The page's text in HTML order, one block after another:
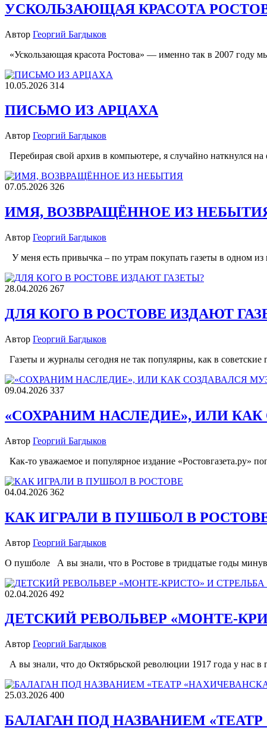
УСКОЛЬЗАЮЩАЯ КРАСОТА
Автор Георгий Багдыков
«Ускользающая красота Ростова» — именно так в 2007 году
10.05.2026 314
ПИСЬМО ИЗ АРЦАХА
Автор Георгий Багдыков
Перебирая свой архив в компьютере, я случайно наткнулся
07.05.2026 326
ИМЯ, ВОЗВРАЩЁННОЕ ИЗ
Автор Георгий Багдыков
У меня есть привычка – по утрам покупать газеты в одном
28.04.2026 267
ДЛЯ КОГО В РОСТОВЕ ИЗДАЮТ
Автор Георгий Багдыков
Газеты и журналы сегодня не так популярны, как в
09.04.2026 337
«СОХРАНИМ НАСЛЕДИЕ», ИЛИ
Автор Георгий Багдыков
Как-то уважаемое и популярное издание «Ростовгазета.ру»
04.04.2026 362
КАК ИГРАЛИ В ПУШБОЛ В
Автор Георгий Багдыков
О пушболе А вы знали, что в Ростове в тридцатые годы
02.04.2026 492
ДЕТСКИЙ РЕВОЛЬВЕР «МОНТЕ-
Автор Георгий Багдыков
А вы знали, что до Октябрьской революции 1917 года у нас
25.03.2026 400
БАЛАГАН ПОД НАЗВАНИЕМ